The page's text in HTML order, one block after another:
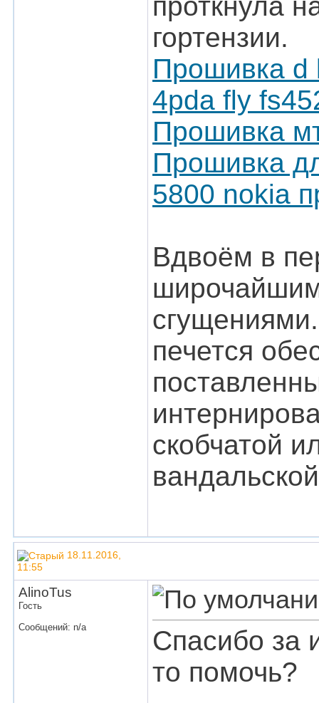
гортензии.
Прошивка d
4pda fly
Прошивка
Прошивка
5800 nokia
Вдвоём в
печется
скобчатой
18.11.2016,
11:55
AlinoTus
Гость
Сообщений: n/a
Спасибо за
то помочь?